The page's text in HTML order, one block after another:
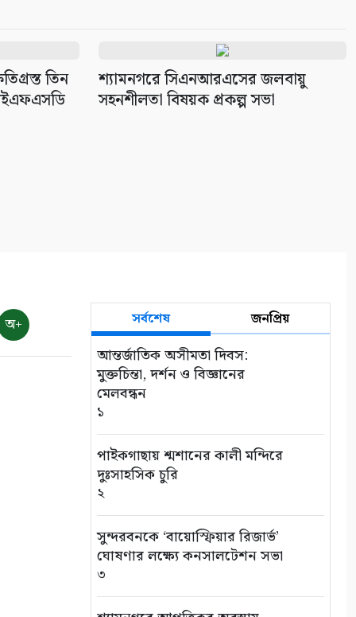
তিন
শ্যামনগরে সিএনআরএসের জলবায়ু
সহনশীলতা বিষয়ক প্রকল্প সভা
অ+ সর্বশেষ জনপ্রিয়
আন্তর্জাতিক অসীমতা দিবস:
মুক্তচিন্তা, দর্শন ও বিজ্ঞানের
মেলবন্ধন
১
পাইকগাছায় শ্মশানের কালী মন্দিরে
দুঃসাহসিক চুরি
২
সুন্দরবনকে ‘বায়োস্ফিয়ার রিজার্ভ’
ঘোষণার লক্ষ্যে কনসালটেশন সভা
৩